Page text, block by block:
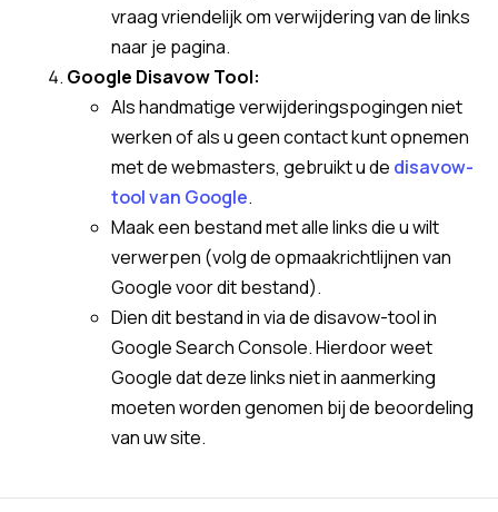
vraag vriendelijk om verwijdering van de links
naar je pagina.
Google Disavow Tool:
Als handmatige verwijderingspogingen niet
werken of als u geen contact kunt opnemen
met de webmasters, gebruikt u de disavow-
tool van Google.
Maak een bestand met alle links die u wilt
verwerpen (volg de opmaakrichtlijnen van
Google voor dit bestand).
Dien dit bestand in via de disavow-tool in
Google Search Console. Hierdoor weet
Google dat deze links niet in aanmerking
moeten worden genomen bij de beoordeling
van uw site.